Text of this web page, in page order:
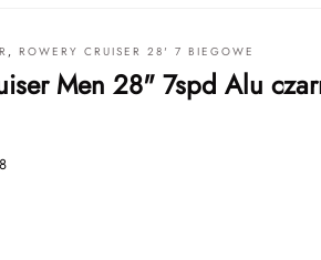
, ROWERY CRUISER 28' 7 BIEGOWE
Men 28" 7spd Alu